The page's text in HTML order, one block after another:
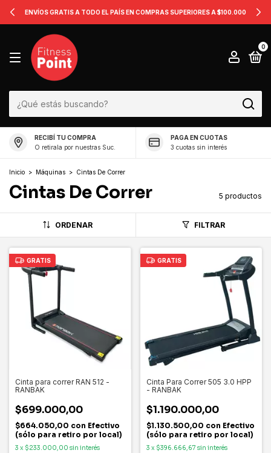
ENVÍOS GRATIS A TODO EL PAÍS EN COMPRAS SUPERIORES A $100.000
0
RECIBÍ TU COMPRA
O retirala por nuestras Suc.
PAGA EN CUOTAS
3 cuotas sin interés
Inicio > Máquinas > Cintas De Correr
Cintas De Correr 5 productos
ORDENAR FILTRAR
GRATIS
Cinta para correr RAN 512 -
RANBAK
$699.000,00
$664.050,00 con Efectivo
(sólo para retiro por local)
3 x $233.000,00 sin interés
GRATIS
Cinta Para Correr 505 3.0 HPP
- RANBAK
$1.190.000,00
$1.130.500,00 con Efectivo
(sólo para retiro por local)
3 x $396.666,67 sin interés